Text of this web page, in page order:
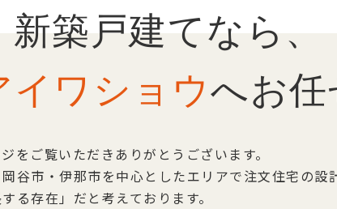
ン
築戸建てなら、
イワショウへお任
をご覧いただきありがとうございます。
谷市・伊那市を中心としたエリアで注文住宅の設
る存在」だと考えております。